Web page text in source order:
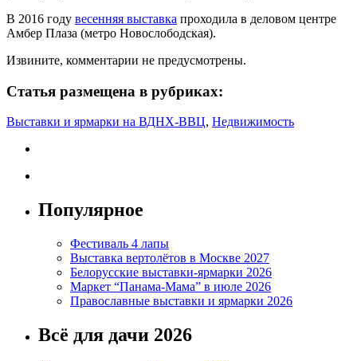
В 2016 году весенняя выставка проходила в деловом центре
Амбер Плаза (метро Новослободская).
Извините, комментарии не предусмотрены.
Статья размещена в рубриках:
Выставки и ярмарки на ВДНХ-ВВЦ, Недвижимость
Популярное
Фестиваль 4 лапы
Выставка вертолётов в Москве 2027
Белорусские выставки-ярмарки 2026
Маркет “Панама-Мама” в июле 2026
Православные выставки и ярмарки 2026
Всё для дачи 2026